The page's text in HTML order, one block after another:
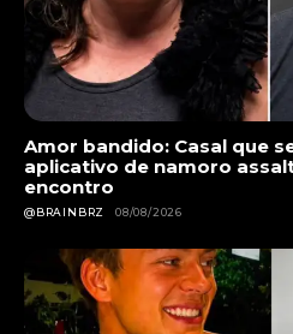
Amor bandido: Casal que
aplicativo de namoro
encontro
@BRAINBRZ 08/08/2026